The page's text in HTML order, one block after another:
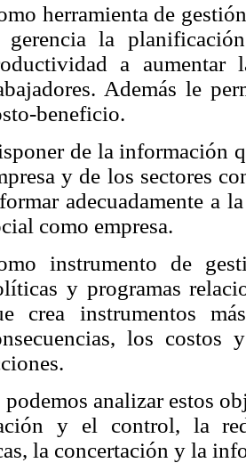
herramienta de
gerencia la
a
Además le
beneficio.
de la información
y de los sectores
adecuadamente a
como empresa.
instrumento de
y programas
crea instrumentos
los costos
podemos analizar estos
y el control, la
la concertación y la